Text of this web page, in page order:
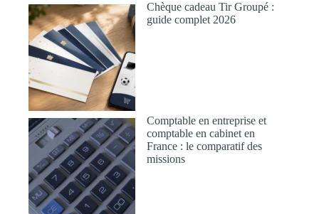
Chèque cadeau Tir Groupé :
guide complet 2026
Comptable en entreprise et
comptable en cabinet en
France : le comparatif des
missions